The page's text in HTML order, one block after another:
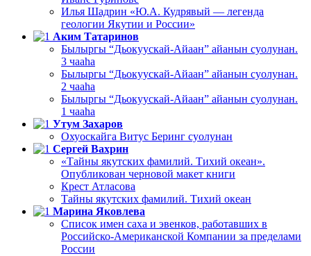
Илья Шадрин «Ю.А. Кудрявый — легенда
геологии Якутии и России»
Аким Татаринов
Былыргы “Дьокуускай-Айаан” айанын суолунан.
3 чааһа
Былыргы “Дьокуускай-Айаан” айанын суолунан.
2 чааһа
Былыргы “Дьокуускай-Айаан” айанын суолунан.
1 чааһа
Утум Захаров
Охуоскайга Витус Беринг суолунан
Сергей Вахрин
«Тайны якутских фамилий. Тихий океан».
Опубликован черновой макет книги
Крест Атласова
Тайны якутских фамилий. Тихий океан
Марина Яковлева
Список имен саха и эвенков, работавших в
Российско-Американской Компании за пределами
России